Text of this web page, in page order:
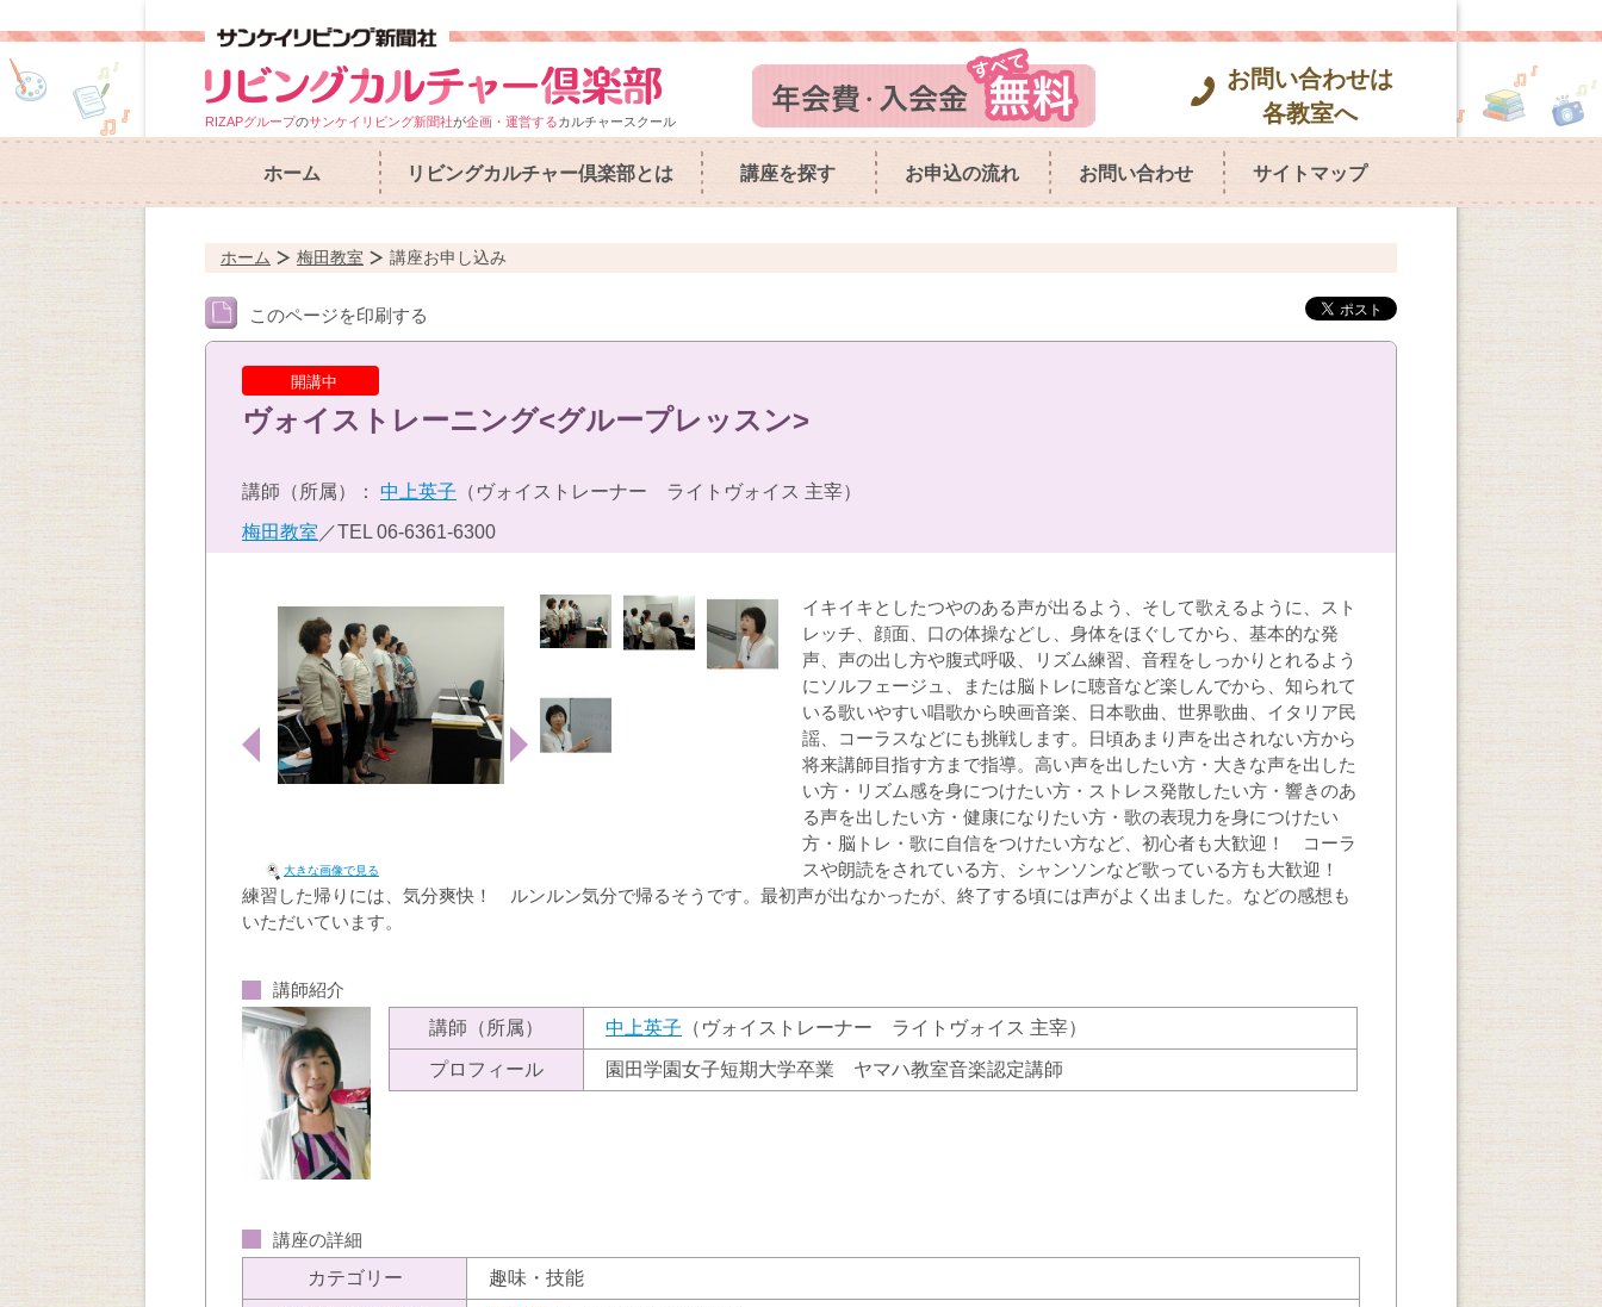
RIZAPグループのサンケイリビング新聞社が企画・運営するカルチャースクール
お問い合わせは
各教室へ
ホーム リビングカルチャー倶楽部とは 講座を探す お申込の流れ お問い合わせ サイトマップ
ホーム 梅田教室 講座お申し込み
このページを印刷する
開講中
ヴォイストレーニング<グループレッスン>
講師（所属）： 中上英子 （ヴォイストレーナー ライトヴォイス 主宰）
梅田教室 ／TEL 06-6361-6300
大きな画像で見る
イキイキとしたつやのある声が出るよう、そして歌えるように、スト
レッチ、顔面、口の体操などし、身体をほぐしてから、基本的な発
声、声の出し方や腹式呼吸、リズム練習、音程をしっかりとれるよう
にソルフェージュ、または脳トレに聴音など楽しんでから、知られて
いる歌いやすい唱歌から映画音楽、日本歌曲、世界歌曲、イタリア民
謡、コーラスなどにも挑戦します。日頃あまり声を出されない方から
将来講師目指す方まで指導。高い声を出したい方・大きな声を出した
い方・リズム感を身につけたい方・ストレス発散したい方・響きのあ
る声を出したい方・健康になりたい方・歌の表現力を身につけたい
方・脳トレ・歌に自信をつけたい方など、初心者も大歓迎！ コーラ
スや朗読をされている方、シャンソンなど歌っている方も大歓迎！
練習した帰りには、気分爽快！ ルンルン気分で帰るそうです。最初声が出なかったが、終了する頃には声がよく出ました。などの感想も
いただいています。
講師紹介
講師（所属）
中上英子 （ヴォイストレーナー ライトヴォイス 主宰）
プロフィール 園田学園女子短期大学卒業 ヤマハ教室音楽認定講師
講座の詳細
カテゴリー
趣味・技能